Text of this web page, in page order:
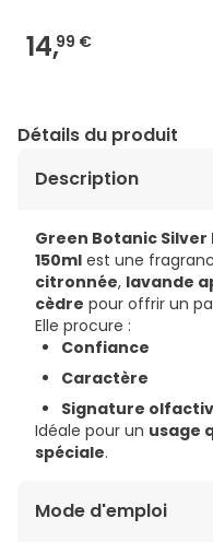
14,99 €
Détails du produit
Description
Green Botanic Silver
150ml est une
citronnée, lavande
cèdre pour offrir un
Elle procure :
Confiance
Caractère
Signature
Idéale pour un usage
spéciale.
Mode d'emploi